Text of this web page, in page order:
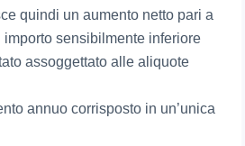
quindi un aumento netto pari a
importo sensibilmente inferiore
assoggettato alle aliquote
annuo corrisposto in un’unica